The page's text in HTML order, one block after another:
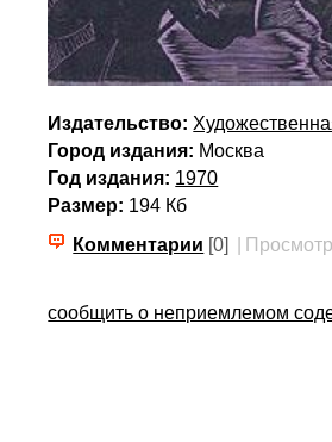
Издательство:
Город издания: Москва
Год издания: 1970
Размер: 194 Кб
Комментарии [0]
сообщить о неприемлемом